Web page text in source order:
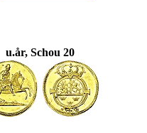
u.år, Schou 20